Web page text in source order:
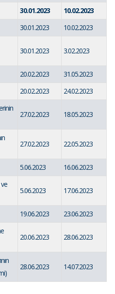
30.01.2023
10.02.2023
30.01.2023
10.02.2023
30.01.2023 3.02.2023
20.02.2023
31.05.2023
20.02.2023
24.02.2023
27.02.2023 18.05.2023
27.02.2023 22.05.2023
5.06.2023
16.06.2023
ve
5.06.2023 17.06.2023
19.06.2023
23.06.2023
20.06.2023 28.06.2023
28.06.2023 14.07.2023